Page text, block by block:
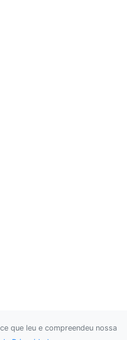
que leu e compreendeu nossa